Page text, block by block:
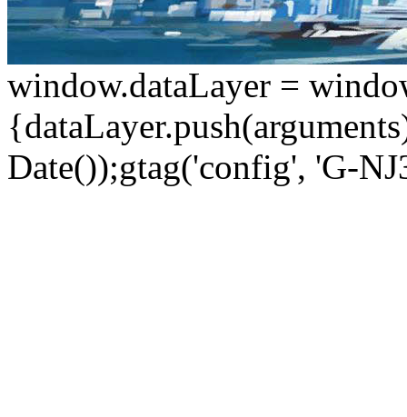
window.dataLayer =
Date());gtag('config', 'G-